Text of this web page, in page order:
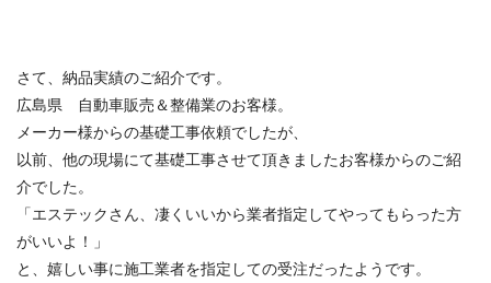
さて、納品実績のご紹介です。
広島県 自動車販売＆整備業のお客様。
メーカー様からの基礎工事依頼でしたが、
以前、他の現場にて基礎工事させて頂きましたお客様からのご紹
介でした。
「エステックさん、凄くいいから業者指定してやってもらった方
がいいよ！」
と、嬉しい事に施工業者を指定しての受注だったようです。